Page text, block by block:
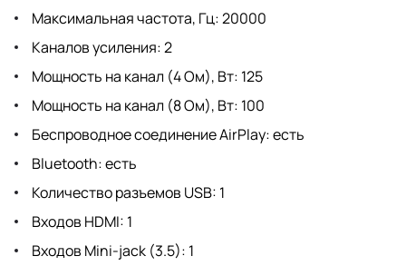
Максимальная частота, Гц: 20000
Каналов усиления: 2
Мощность на канал (4 Ом), Вт: 125
Мощность на канал (8 Ом), Вт: 100
Беспроводное соединение AirPlay: есть
Bluetooth: есть
Количество разъемов USB: 1
Входов HDMI: 1
Входов Mini-jack (3.5): 1